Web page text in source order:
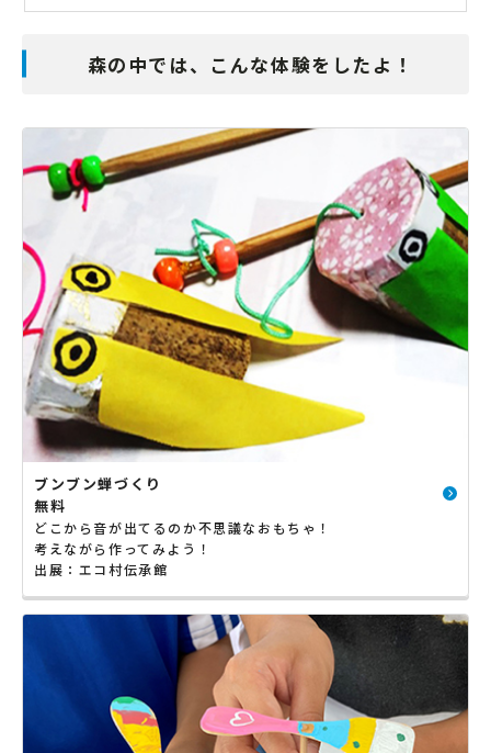
森の中では、こんな体験をしたよ！
ブンブン蝉づくり
無料
どこから音が出てるのか不思議なおもちゃ！
考えながら作ってみよう！
出展：エコ村伝承館